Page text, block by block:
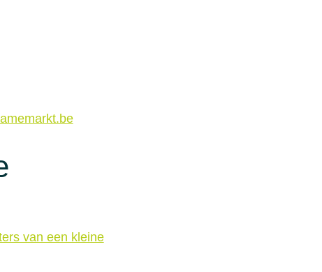
van een kleine